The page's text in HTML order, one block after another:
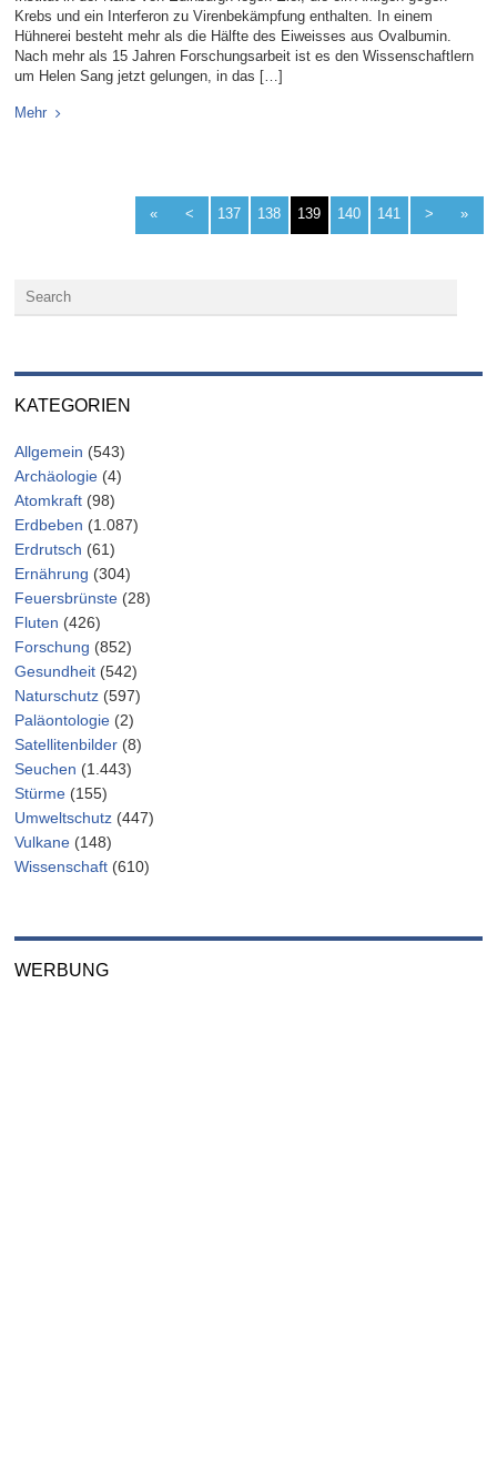
Krebs und ein Interferon zu Virenbekämpfung enthalten. In einem
Hühnerei besteht mehr als die Hälfte des Eiweisses aus Ovalbumin.
Nach mehr als 15 Jahren Forschungsarbeit ist es den Wissenschaftlern
um Helen Sang jetzt gelungen, in das […]
Mehr
« < 137 138 139 140 141 > »
KATEGORIEN
Allgemein (543)
Archäologie (4)
Atomkraft (98)
Erdbeben (1.087)
Erdrutsch (61)
Ernährung (304)
Feuersbrünste (28)
Fluten (426)
Forschung (852)
Gesundheit (542)
Naturschutz (597)
Paläontologie (2)
Satellitenbilder (8)
Seuchen (1.443)
Stürme (155)
Umweltschutz (447)
Vulkane (148)
Wissenschaft (610)
WERBUNG